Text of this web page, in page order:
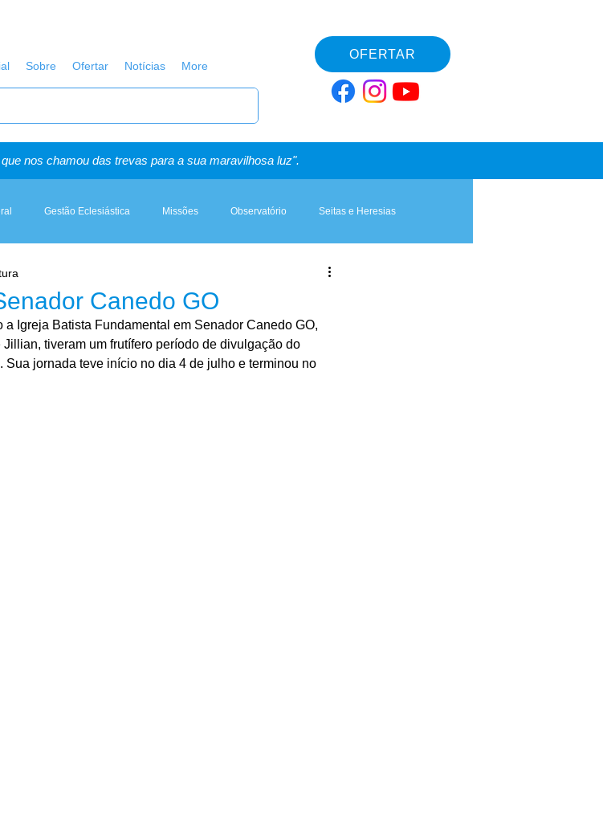
Sobre Ofertar Notícias More
OFERTAR
nos chamou das trevas para a sua maravilhosa luz".
Gestão Eclesiástica Missões Observatório Seitas e Heresias
Canedo GO
Igreja Batista Fundamental em Senador Canedo GO,
tiveram um frutífero período de divulgação do
jornada teve início no dia 4 de julho e terminou no